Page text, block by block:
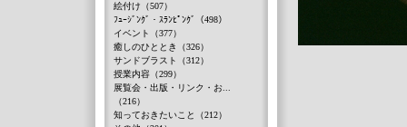
絵付け（507）
ﾌｭｰｼﾞﾝｸﾞ・ｽﾗﾝﾋﾟﾝｸﾞ（498）
イベント（377）
癒しのひととき（326）
サンドブラスト（312）
授業内容（299）
展覧会・出版・リンク・お...
（216）
知っておきたいこと（212）